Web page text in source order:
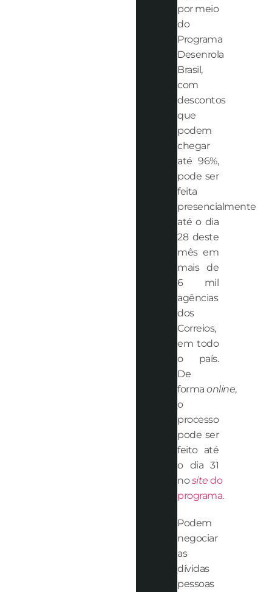
por meio
do
Programa
Desenrola
Brasil,
com
descontos
que
podem
chegar
até 96%,
pode ser
feita
presencialmente
até o dia
28 deste
mês em
mais de
6 mil
agências
dos
Correios,
em todo
o país.
De
forma online,
o
processo
pode ser
feito até
o dia 31
nosite do
programa.
Podem
negociar
as
dívidas
pessoas